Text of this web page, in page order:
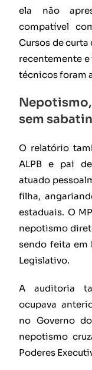
ela não
compatível
Cursos de
recentemente
técnicos foram
sem
O relatório
ALPB e pai
atuado
filha,
estaduais. O
nepotismo
sendo feita em
Legislativo.
A auditoria
ocupava
no Governo
nepotismo
Poderes